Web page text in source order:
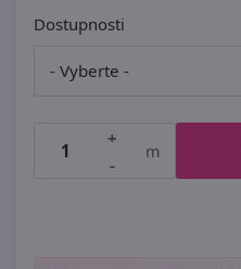
Dostupnosti
+
-
m